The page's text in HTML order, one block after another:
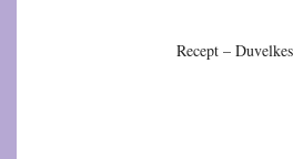
Recept –